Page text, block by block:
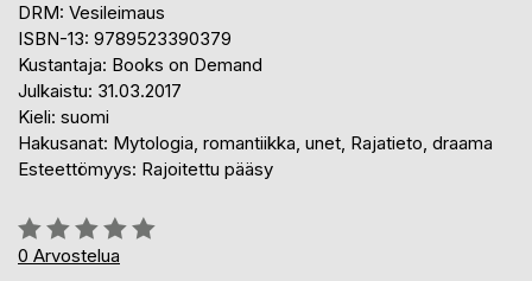
DRM: Vesileimaus
ISBN-13: 9789523390379
Kustantaja: Books on Demand
Julkaistu: 31.03.2017
Kieli: suomi
Hakusanat: Mytologia, romantiikka, unet, Rajatieto, draama
Esteettömyys: Rajoitettu pääsy
Arvostelu::
0%
0 Arvostelua